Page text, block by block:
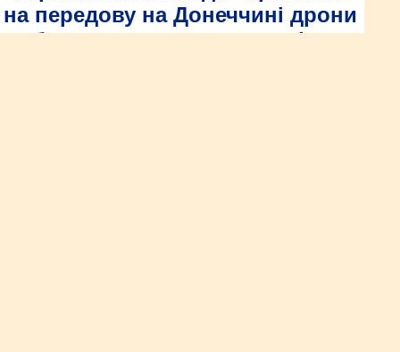
на передову на Донеччині дрони
та броньовик для захисників